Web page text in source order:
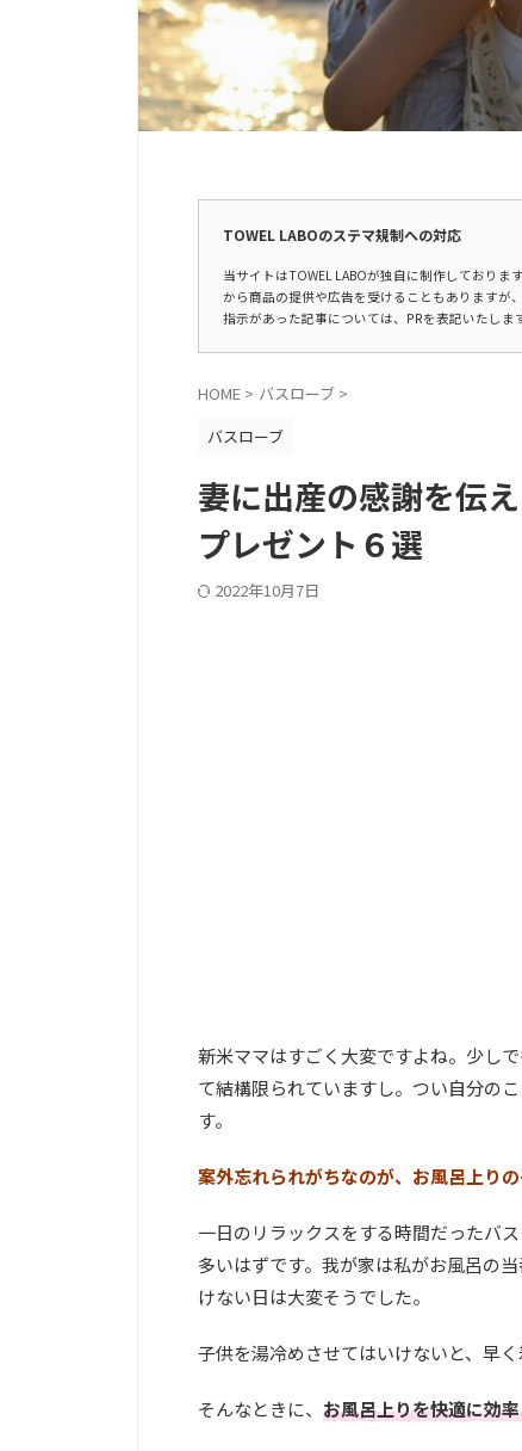
TOWEL LABOのステマ規制への対応
当サイトはTOWEL LABOが独自に制作しており
から商品の提供や広告を受けることもありますが
指示があった記事については、PRを表記いたしま
HOME > バスローブ >
バスローブ
妻に出産の感謝を伝
プレゼント６選
2022年10月7日
新米ママはすごく大変ですよね。少し
て結構限られていますし。つい自分の
す。
案外忘れられがちなのが、お風呂上りの
一日のリラックスをする時間だったバ
多いはずです。我が家は私がお風呂の
けない日は大変そうでした。
子供を湯冷めさせてはいけないと、早
そんなときに、 お風呂上りを快適に効